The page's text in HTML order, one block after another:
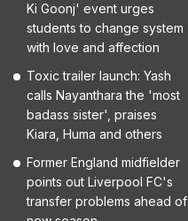
Ki Goonj' event urges
students to change system
with love and affection
Toxic trailer launch: Yash
calls Nayanthara the 'most
badass sister', praises
Kiara, Huma and others
Former England midfielder
points out Liverpool FC's
transfer problems ahead of